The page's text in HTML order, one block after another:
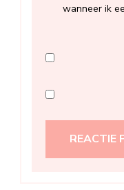
wanneer ik